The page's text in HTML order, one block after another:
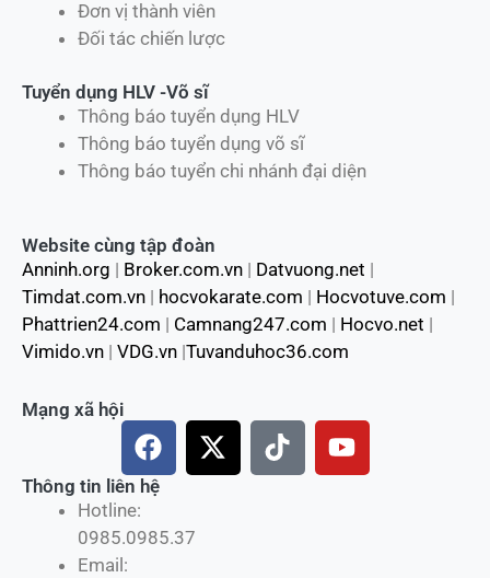
Đơn vị thành viên
Đối tác chiến lược
Tuyển dụng HLV -Võ sĩ
Thông báo tuyển dụng HLV
Thông báo tuyển dụng võ sĩ
Thông báo tuyển chi nhánh đại diện
Website cùng tập đoàn
Anninh.org | Broker.com.vn | Datvuong.net |
Timdat.com.vn | hocvokarate.com | Hocvotuve.com |
Phattrien24.com | Camnang247.com | Hocvo.net |
Vimido.vn | VDG.vn |Tuvanduhoc36.com
Hotline:
0985.0985.37
Email:
Mạng xã hội
F
a
c
b
X
-
T
i
Y
o
Thông tin liên hệ